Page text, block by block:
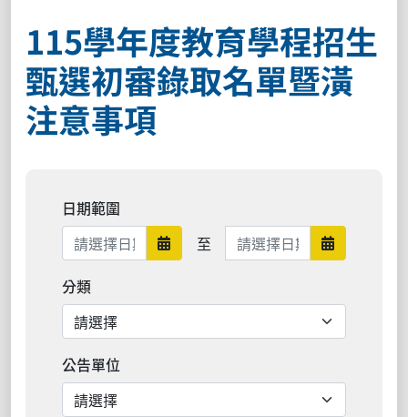
115學年度教育學程招生
甄選初審錄取名單暨潢
注意事項
日期範圍
日期範圍開始
至 日期範圍結束 日期範圍
分類
公告單位